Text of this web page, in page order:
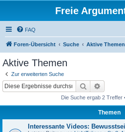
Freie
FAQ
Foren-Übersicht Suche Aktive Themen
Aktive Themen
Zur erweiterten Suche
Suche
Die Suche ergab 2 Treffer
Themen
Interessante Videos: